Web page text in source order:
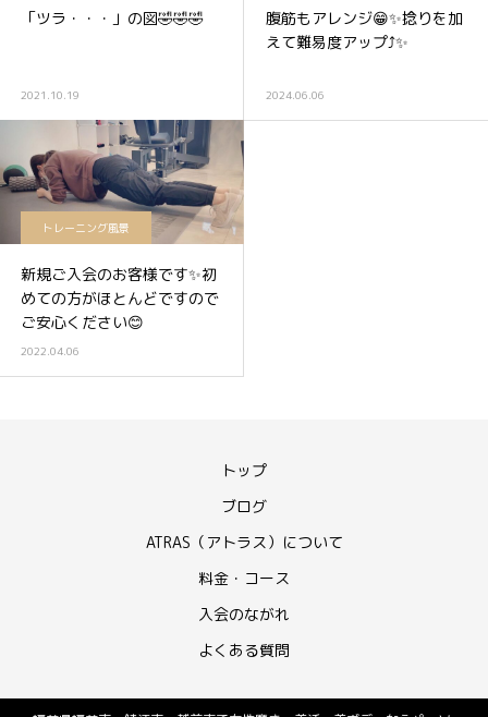
「ツラ・・・」の図🤣🤣🤣⁡⁡
2021.10.19
腹筋もアレンジ😁✨捻りを加
えて難易度アップ⤴️✨
2024.06.06
トレーニング風景
新規ご入会のお客様です✨初
めての方がほとんどですので
ご安心ください😊
2022.04.06
トップ
ブログ
ATRAS（アトラス）について
料金・コース
入会のながれ
よくある質問